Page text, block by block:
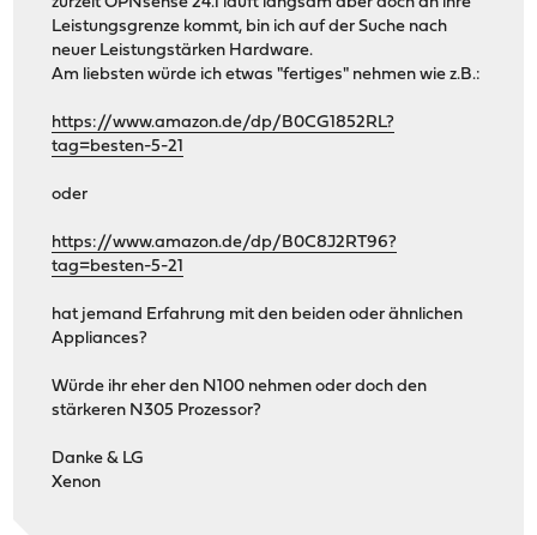
Leistungsgrenze kommt, bin ich auf der Suche nach
neuer Leistungstärken Hardware.
Am liebsten würde ich etwas "fertiges" nehmen wie z.B.:
https://www.amazon.de/dp/B0CG1852RL?
tag=besten-5-21
oder
https://www.amazon.de/dp/B0C8J2RT96?
tag=besten-5-21
hat jemand Erfahrung mit den beiden oder ähnlichen
Appliances?
Würde ihr eher den N100 nehmen oder doch den
stärkeren N305 Prozessor?
Danke & LG
Xenon